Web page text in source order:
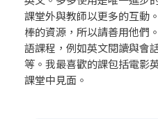
課堂外與教師以更多的互動
棒的資源，所以請善用他們
語課程，例如英文閱讀與會
等。我最喜歡的課包括電影
課堂中見面。